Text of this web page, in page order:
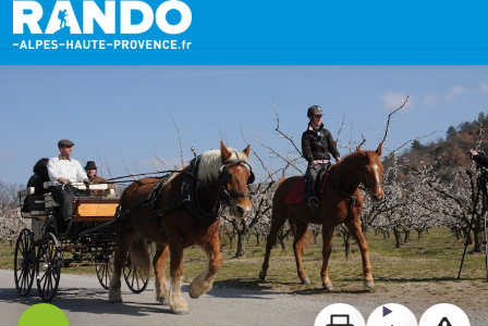
Route Napoléon à Cheval - Etape 7 : Volonne - Sisteron
ImprimerTéléchargerSignaler